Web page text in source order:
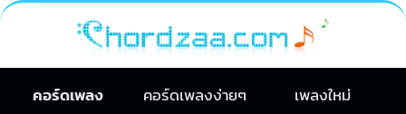
คอร์ดเพลง คอร์ดเพลงง่ายๆ
เพลงใหม่